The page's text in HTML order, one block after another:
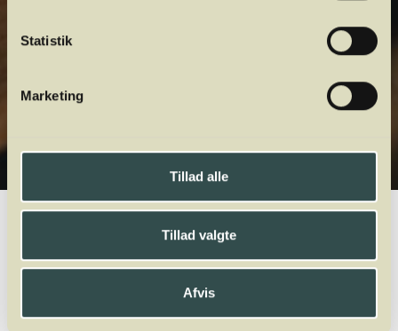
Statistik
Marketing
Tillad alle
Tillad valgte
Afvis
Winelab.dk Vinviden vinordbog Druesorter Carignan
A B C D E F G H I J K L M N O P Q R S T U V W X